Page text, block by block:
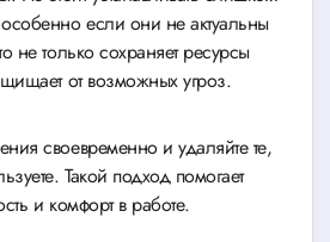
если они не актуальны
не только сохраняет ресурсы
от возможных угроз.
своевременно и удаляйте те,
Такой подход помогает
и комфорт в работе.